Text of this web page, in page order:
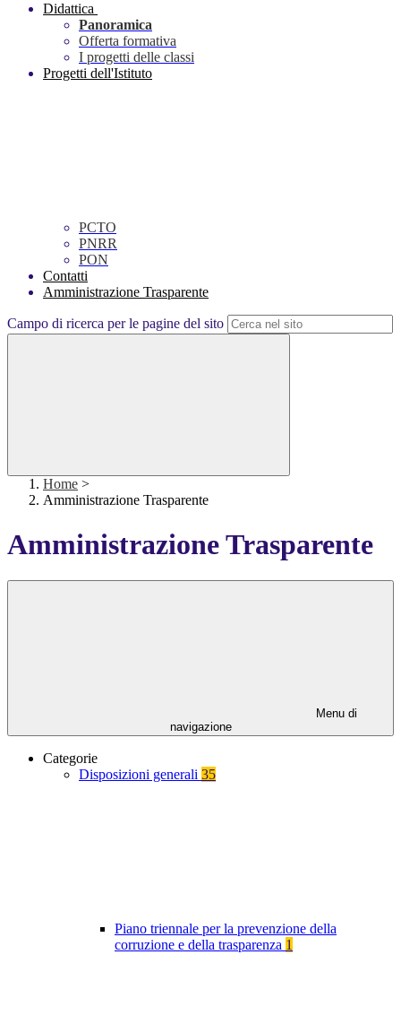
Didattica
Panoramica
Offerta formativa
I progetti delle classi
Progetti dell'Istituto
PCTO
PNRR
PON
Contatti
Amministrazione Trasparente
Campo di ricerca per le pagine del sito
Home >
Amministrazione Trasparente
Amministrazione Trasparente
Menu di
navigazione
Categorie
Disposizioni generali 35
Piano triennale per la prevenzione della
corruzione e della trasparenza 1